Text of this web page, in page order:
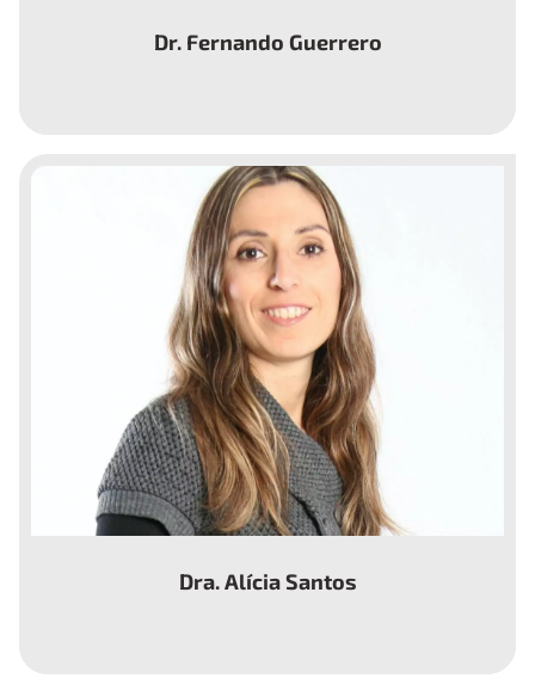
Dr. Fernando Guerrero
Endoncrinólogo.
Dra. Alícia Santos